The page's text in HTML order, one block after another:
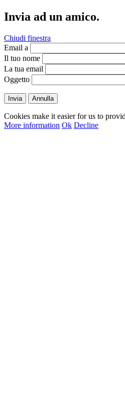
Invia ad un amico.
Chiudi finestra
Email a
Il tuo nome
La tua email
Oggetto
Invia Annulla
Cookies make it easier for us to
More information Ok Decline